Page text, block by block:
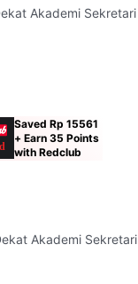
Akademi Sekretari
Saved Rp 15561
+ Earn 35 Points
with Redclub
Akademi Sekretari